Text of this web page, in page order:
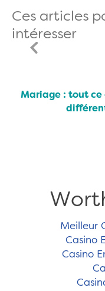
Ces articles
intéresser
Mariage : tout ce
Meilleur
Casino
Casino